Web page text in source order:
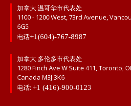
加拿大 温哥华市代表处
1100 - 1200 West, 73rd Avenue,
6G5
电话+1(604)-767-8987
加拿大 多伦多市代表处
1280 Finch Ave W Suite 411, Toronto,
Canada M3J 3K6
电话: +1 (416)-900-0123